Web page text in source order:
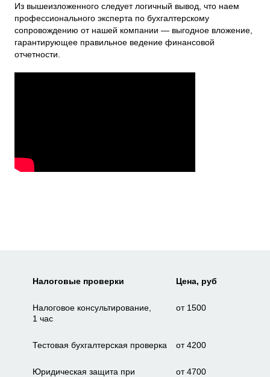
Из вышеизложенного следует логичный вывод, что наем
профессионального эксперта по бухгалтерскому
сопровождению от нашей компании — выгодное вложение,
гарантирующее правильное ведение финансовой
отчетности.
Налоговые проверки Цена, руб
Налоговое консультирование,
1 час
от 1500
Тестовая бухгалтерская проверка от 4200
Юридическая защита при
от 4700